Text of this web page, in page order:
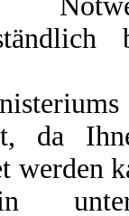
da
werden